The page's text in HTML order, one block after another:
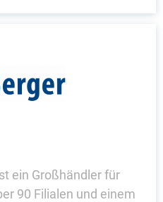
ein Großhändler für
90 Filialen und einem